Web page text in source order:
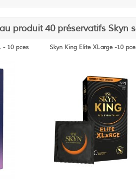
produit 40 préservatifs Skyn
- 10 pces Skyn King Elite XLarge -10